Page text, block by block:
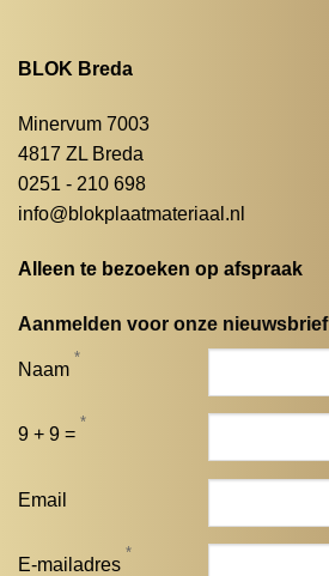
BLOK Breda
Minervum 7003
4817 ZL Breda
0251 - 210 698
info@blokplaatmateriaal.nl
Alleen te bezoeken op afspraak
Aanmelden voor onze nieuwsbrief
Naam
*
9 + 9 =
*
Email
E-mailadres
*